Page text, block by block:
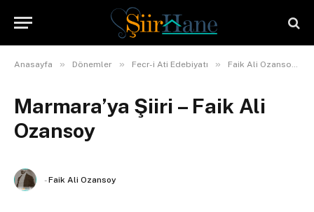
Anasayfa » Dönemler » Fecr-i Ati Edebiyatı » Faik Ali Ozansoy
Marmara’ya Şiiri – Faik Ali
Ozansoy
-Faik Ali Ozansoy